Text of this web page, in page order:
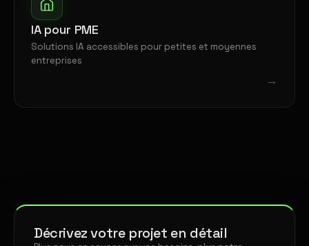
IA pour PME
Solutions IA accessibles pour petites et moyennes
entreprises
→
Décrivez votre projet en détail